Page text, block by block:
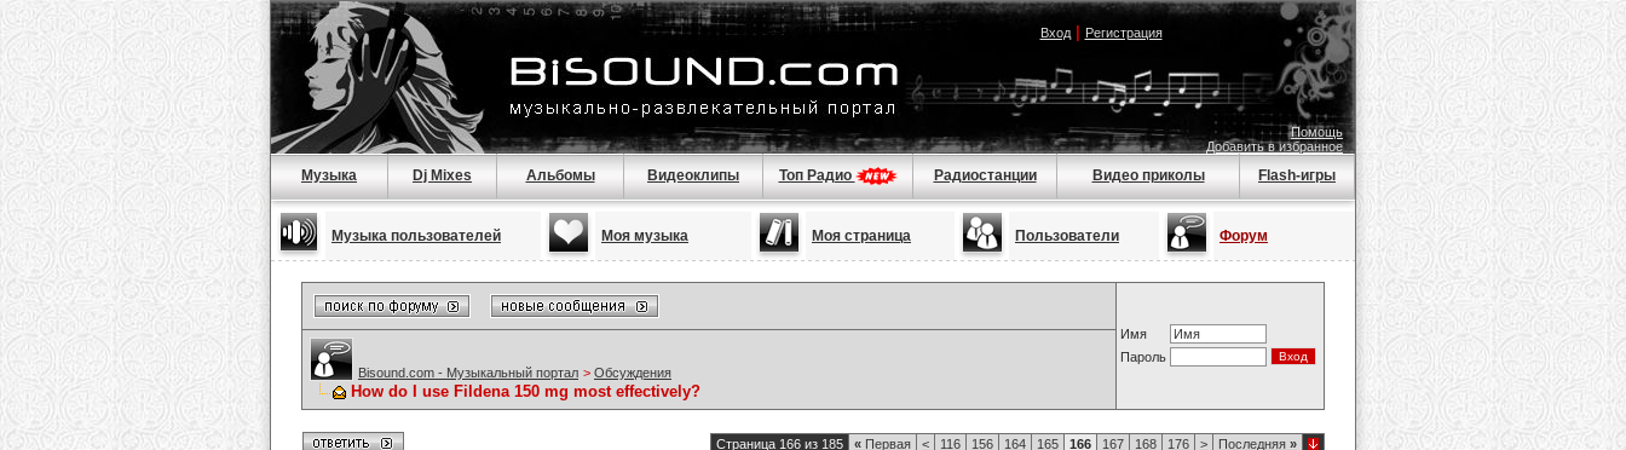
Вход| Регистрация
Помощь
Добавить в избранное
Музыка Dj Mixes Альбомы Видеоклипы Топ Радио Радиостанции Видео приколы Flash-игры
Музыка пользователей Моя музыка Моя страница Пользователи Форум
Имя
Пароль
Bisound.com - Музыкальный портал > Обсуждения
How do I use Fildena 150 mg most effectively?
Страница 166 из 185 « Первая < 116 156 164 165 166 167 168 176 > Последняя »